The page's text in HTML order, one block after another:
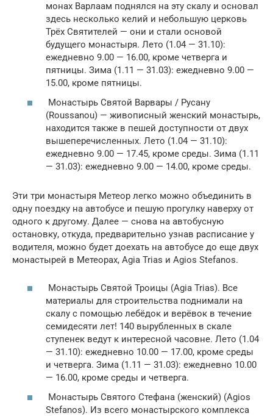
монах Варлаам поднялся на эту скалу и основал
здесь несколько келий и небольшую церковь
Трёх Святителей — они и стали основой
будущего монастыря. Лето (1.04 — 31.10):
ежедневно 9.00 — 16.00, кроме четверга и
пятницы. Зима (1.11 — 31.03): ежедневно 9.00 —
15.00, кроме пятницы.
Монастырь Святой Варвары / Русану
(Roussanou) — живописный женский монастырь,
находится также в пешей доступности от двух
вышеперечисленных. Лето (1.04 — 31.10):
ежедневно 9.00 — 17.45, кроме среды. Зима (1.11
— 31.03): ежедневно 9.00 — 14.00, кроме среды.
Эти три монастыря Метеор легко можно объединить в
одну поездку на автобусе и пешую прогулку наверху от
одного к другому. Далее — снова на автобусную
остановку, откуда, предварительно узнав расписание у
водителя, можно будет доехать на автобусе до еще двух
монастырей в Метеорах, Agia Trias и Agios Stefanos.
Монастырь Святой Троицы (Agia Trias). Все
материалы для строительства поднимали на
скалу с помощью лебёдок и верёвок в течение
семидесяти лет! 140 вырубленных в скале
ступенек ведут к интересной часовне. Лето (1.04
— 31.10): ежедневно 10.00 — 17.00, кроме среды
и четверга. Зима (1.11 — 31.03): ежедневно 10.00
— 16.00, кроме среды и четверга.
Монастырь Святого Стефана (женский) (Agios
Stefanos). Из всего монастырского комплекса